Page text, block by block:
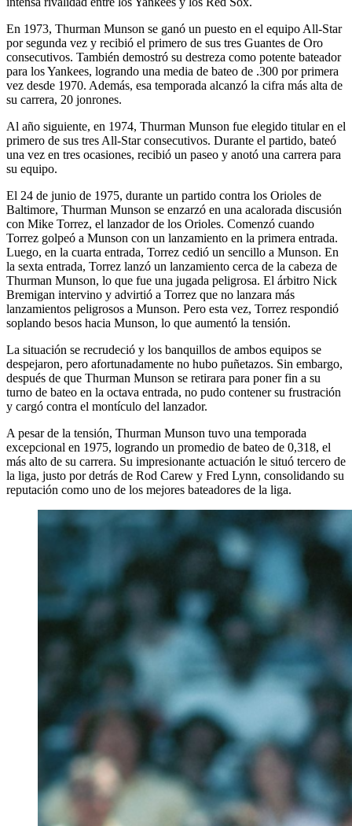
En 1973, Thurman Munson se ganó un puesto en el equipo All-Star
por segunda vez y recibió el primero de sus tres Guantes de Oro
consecutivos. También demostró su destreza como potente bateador
para los Yankees, logrando una media de bateo de .300 por primera
vez desde 1970. Además, esa temporada alcanzó la cifra más alta de
su carrera, 20 jonrones.
Al año siguiente, en 1974, Thurman Munson fue elegido titular en el
primero de sus tres All-Star consecutivos. Durante el partido, bateó
una vez en tres ocasiones, recibió un paseo y anotó una carrera para
su equipo.
El 24 de junio de 1975, durante un partido contra los Orioles de
Baltimore, Thurman Munson se enzarzó en una acalorada discusión
con Mike Torrez, el lanzador de los Orioles. Comenzó cuando
Torrez golpeó a Munson con un lanzamiento en la primera entrada.
Luego, en la cuarta entrada, Torrez cedió un sencillo a Munson. En
la sexta entrada, Torrez lanzó un lanzamiento cerca de la cabeza de
Thurman Munson, lo que fue una jugada peligrosa. El árbitro Nick
Bremigan intervino y advirtió a Torrez que no lanzara más
lanzamientos peligrosos a Munson. Pero esta vez, Torrez respondió
soplando besos hacia Munson, lo que aumentó la tensión.
La situación se recrudeció y los banquillos de ambos equipos se
despejaron, pero afortunadamente no hubo puñetazos. Sin embargo,
después de que Thurman Munson se retirara para poner fin a su
turno de bateo en la octava entrada, no pudo contener su frustración
y cargó contra el montículo del lanzador.
A pesar de la tensión, Thurman Munson tuvo una temporada
excepcional en 1975, logrando un promedio de bateo de 0,318, el
más alto de su carrera. Su impresionante actuación le situó tercero de
la liga, justo por detrás de Rod Carew y Fred Lynn, consolidando su
reputación como uno de los mejores bateadores de la liga.